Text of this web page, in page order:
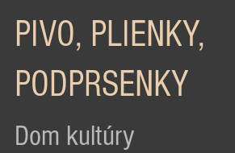
PIVO, PLIENKY,
PODPRSENKY
Dom kultúry